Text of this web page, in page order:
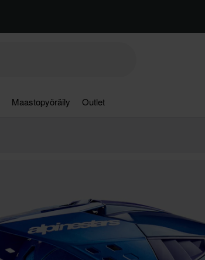
Maastopyöräily Outlet